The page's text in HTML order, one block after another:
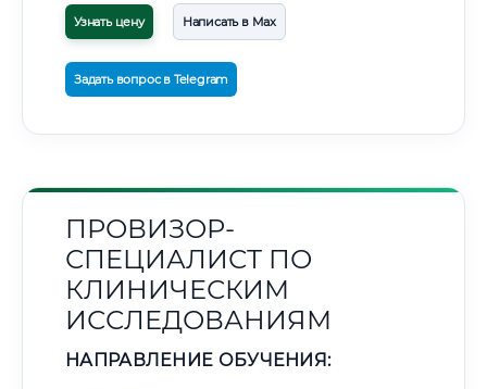
Узнать цену Написать в Max
Задать вопрос в Telegram
ПРОВИЗОР-
СПЕЦИАЛИСТ ПО
КЛИНИЧЕСКИМ
ИССЛЕДОВАНИЯМ
НАПРАВЛЕНИЕ ОБУЧЕНИЯ: